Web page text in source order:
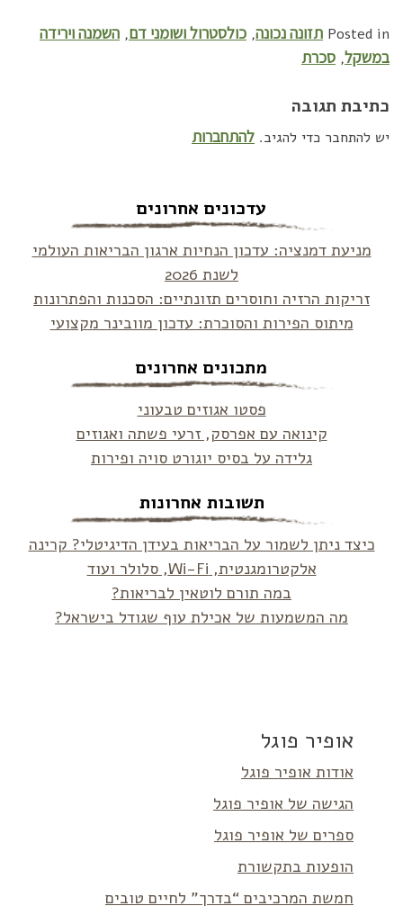
Posted in תזונה נכונה, כולסטרול ושומני דם, השמנה וירידה
במשקל, סכרת
כתיבת תגובה
יש להתחבר כדי להגיב. להתחברות
עדכונים אחרונים
מניעת דמנציה: עדכון הנחיות ארגון הבריאות העולמי
לשנת 2026
זריקות הרזיה וחוסרים תזונתיים: הסכנות והפתרונות
מיתוס הפירות והסוכרת: עדכון מוובינר מקצועי
מתכונים אחרונים
פסטו אגוזים טבעוני
קינואה עם אפרסק, זרעי פשתה ואגוזים
גלידה על בסיס יוגורט סויה ופירות
תשובות אחרונות
כיצד ניתן לשמור על הבריאות בעידן הדיגיטלי? קרינה
אלקטרומגנטית, Wi-Fi, סלולר ועוד
במה תורם לוטאין לבריאות?
מה המשמעות של אכילת עוף שגודל בישראל?
אופיר פוגל
אודות אופיר פוגל
הגישה של אופיר פוגל
ספרים של אופיר פוגל
הופעות בתקשורת
חמשת המרכיבים “בדרך” לחיים טובים